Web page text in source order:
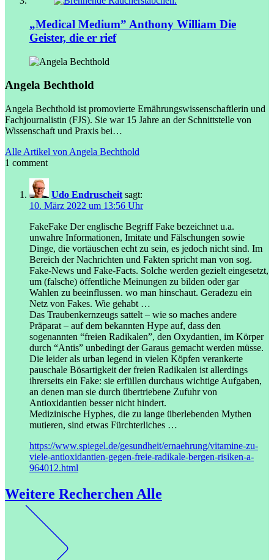
„Medical Medium” Anthony William Die
Geister, die er rief
Angela Bechthold
Angela Bechthold ist promovierte Ernährungswissenschaftlerin und
Fachjournalistin (FJS). Sie war 15 Jahre an der Schnittstelle von
Wissenschaft und Praxis bei…
Alle Artikel von Angela Bechthold
1 comment
Udo Endruscheit sagt:
10. März 2022 um 13:56 Uhr
FakeFake Der englische Begriff Fake bezeichnet u.a.
unwahre Informationen, Imitate und Fälschungen sowie
Dinge, die vortäuschen echt zu sein, es jedoch nicht sind. Im
Bereich der Nachrichten und Fakten spricht man von sog.
Fake-News und Fake-Facts. Solche werden gezielt eingesetzt,
um (falsche) öffentliche Meinungen zu bilden oder gar
Wahlen zu beeinflussen. wo man hinschaut. Geradezu ein
Netz von Fakes. Wie gehabt …
Das Traubenkernzeugs sattelt – wie so maches andere
Präparat – auf dem bekannten Hype auf, dass den
sogenannten “freien Radikalen”, den Oxydantien, im Körper
durch “Antis” unbedingt der Garaus gemacht werden müsse.
Die leider als urban legend in vielen Köpfen verankerte
pauschale Bösartigkeit der freien Radikalen ist allerdings
ihrerseits ein Fake: sie erfüllen durchaus wichtige Aufgaben,
an denen man sie durch übertriebene Zufuhr von
Antioxidantien besser nicht hindert.
Medizinische Hyphes, die zu lange überlebenden Mythen
mutieren, sind etwas Fürchterliches …
https://www.spiegel.de/gesundheit/ernaehrung/vitamine-zu-
viele-antioxidantien-gegen-freie-radikale-bergen-risiken-a-
964012.html
Weitere Recherchen Alle